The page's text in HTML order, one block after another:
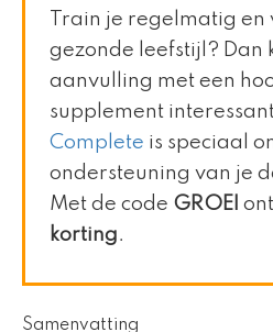
Train je regelmatig en
gezonde leefstijl? Dan
aanvulling met een
supplement
Complete is speciaal
ondersteuning van je
Met de code GROEI
korting.
Samenvatting